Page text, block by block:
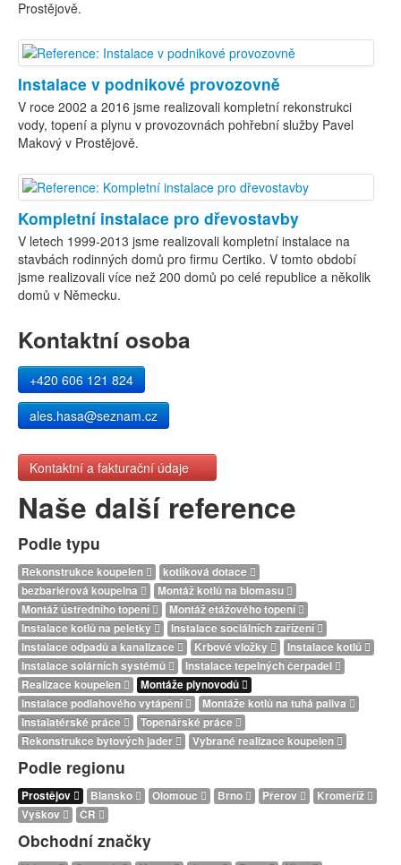
Prostějově.
Instalace v podnikové provozovně
V roce 2002 a 2016 jsme realizovali kompletní rekonstrukci
vody, topení a plynu v provozovnách pohřební služby Pavel
Makový v Prostějově.
Kompletní instalace pro dřevostavby
V letech 1999-2013 jsme realizovali kompletní instalace na
stavbách rodinných domů pro firmu Certiko. V tomto období
jsme realizovali více než 200 domů po celé republice a několik
domů v Německu.
Kontaktní osoba
+420 606 121 824
ales.hasa@seznam.cz
Kontaktní a fakturační údaje
Naše další reference
Podle typu
Rekonstrukce koupelen
kotlíková dotace
bezbariérová koupelna
Montáž kotlů na biomasu
Montáž ústředního topení
Montáž etážového topení
Instalace kotlů na peletky
Instalace sociálních zařízení
Instalace odpadů a kanalizace
Krbové vložky
Instalace kotlů
Instalace solárních systémů
Instalace tepelných čerpadel
Realizace koupelen
Montáže plynovodů
Instalace podlahového vytápění
Montáže kotlů na tuhá paliva
Instalatérské práce
Topenářské práce
Rekonstrukce bytových jader
Vybrané realizace koupelen
Podle regionu
Prostějov Blansko Olomouc Brno Přerov
Kroměříž
Vyškov
ČR
Obchodní značky